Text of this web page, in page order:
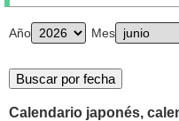
Año Mes
Calendario japonés,